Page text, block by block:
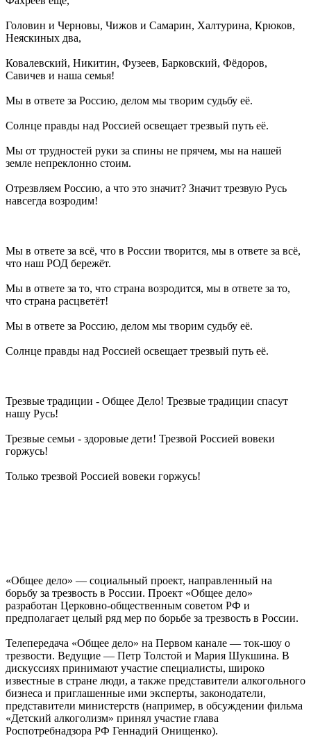
Головин и Черновы, Чижов и Самарин, Халтурина, Крюков,
Неяскиных два,
Ковалевский, Никитин, Фузеев, Барковский, Фёдоров,
Савичев и наша семья!
Мы в ответе за Россию, делом мы творим судьбу её.
Солнце правды над Россией освещает трезвый путь её.
Мы от трудностей руки за спины не прячем, мы на нашей
земле непреклонно стоим.
Отрезвляем Россию, а что это значит? Значит трезвую Русь
навсегда возродим!
Мы в ответе за всё, что в России творится, мы в ответе за всё,
что наш РОД бережёт.
Мы в ответе за то, что страна возродится, мы в ответе за то,
что страна расцветёт!
Мы в ответе за Россию, делом мы творим судьбу её.
Солнце правды над Россией освещает трезвый путь её.
Трезвые традиции - Общее Дело! Трезвые традиции спасут
нашу Русь!
Трезвые семьи - здоровые дети! Трезвой Россией вовеки
горжусь!
Только трезвой Россией вовеки горжусь!
«Общее дело» — социальный проект, направленный на
борьбу за трезвость в России. Проект «Общее дело»
разработан Церковно-общественным советом РФ и
предполагает целый ряд мер по борьбе за трезвость в России.
Телепередача «Общее дело» на Первом канале — ток-шоу о
трезвости. Ведущие — Петр Толстой и Мария Шукшина. В
дискуссиях принимают участие специалисты, широко
известные в стране люди, а также представители алкогольного
бизнеса и приглашенные ими эксперты, законодатели,
представители министерств (например, в обсуждении фильма
«Детский алкоголизм» принял участие глава
Роспотребнадзора РФ Геннадий Онищенко).